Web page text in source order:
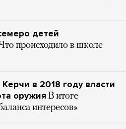
детей
происходило в школе
в 2018 году власти
оружия В итоге
интересов»